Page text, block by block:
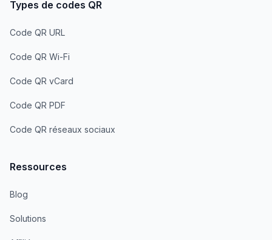
Types de codes QR
Code QR URL
Code QR Wi-Fi
Code QR vCard
Code QR PDF
Code QR réseaux sociaux
Ressources
Blog
Solutions